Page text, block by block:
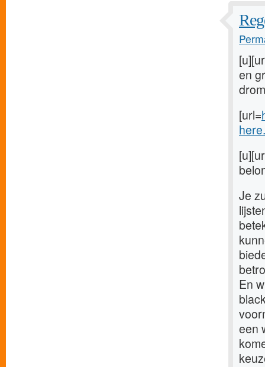
en
[url=
Je
En
een